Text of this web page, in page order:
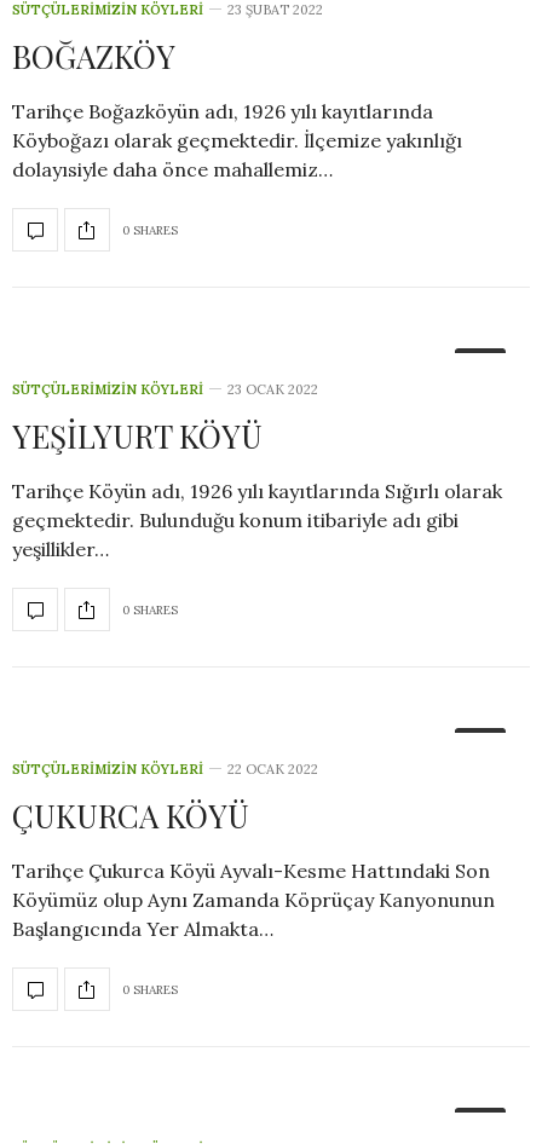
SÜTÇÜLERIMIZIN KÖYLERI
23 ŞUBAT 2022
BOĞAZKÖY
Tarihçe Boğazköyün adı, 1926 yılı kayıtlarında
Köyboğazı olarak geçmektedir. İlçemize yakınlığı
dolayısiyle daha önce mahallemiz…
0 SHARES
SÜTÇÜLERIMIZIN KÖYLERI
23 OCAK 2022
YEŞİLYURT KÖYÜ
Tarihçe Köyün adı, 1926 yılı kayıtlarında Sığırlı olarak
geçmektedir. Bulunduğu konum itibariyle adı gibi
yeşillikler…
0 SHARES
SÜTÇÜLERIMIZIN KÖYLERI
22 OCAK 2022
ÇUKURCA KÖYÜ
Tarihçe Çukurca Köyü Ayvalı-Kesme Hattındaki Son
Köyümüz olup Aynı Zamanda Köprüçay Kanyonunun
Başlangıcında Yer Almakta…
0 SHARES